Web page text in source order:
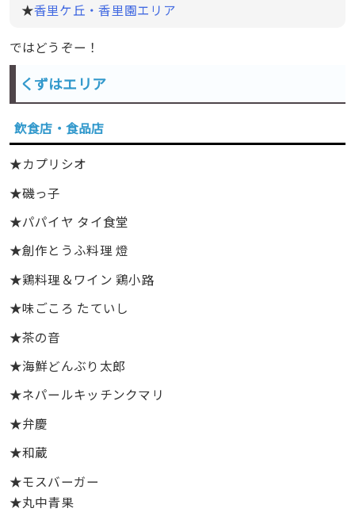
★香里ケ丘・香里園エリア
ではどうぞー！
くずはエリア
飲食店・食品店
★カプリシオ
★磯っ子
★パパイヤ タイ食堂
★創作とうふ料理 燈
★鶏料理＆ワイン 鶏小路
★味ごころ たていし
★茶の音
★海鮮どんぶり太郎
★ネパールキッチンクマリ
★弁慶
★和蔵
★モスバーガー
★丸中青果